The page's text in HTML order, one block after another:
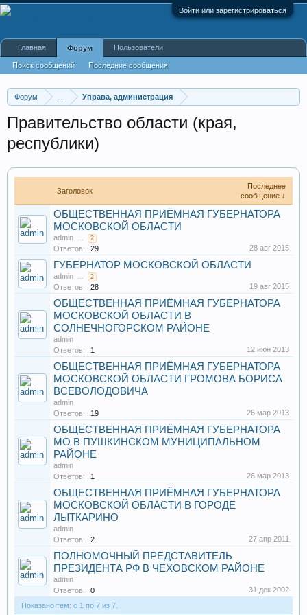
Войти или зарегистрироваться
Форум Управа, администрация
Правительство области (края,
республики)
Заголовок
Последнее
сообщение ↓
ОБЩЕСТВЕННАЯ ПРИЁМНАЯ ГУБЕРНАТОРА
МОСКОВСКОЙ ОБЛАСТИ
admin ... 2
Ответов: 29 28 авг 2015
ГУБЕРНАТОР МОСКОВСКОЙ ОБЛАСТИ
admin ... 2
Ответов: 28 19 авг 2015
ОБЩЕСТВЕННАЯ ПРИЁМНАЯ ГУБЕРНАТОРА
МОСКОВСКОЙ ОБЛАСТИ В
СОЛНЕЧНОГОРСКОМ РАЙОНЕ
admin
Ответов:
1 12 июн 2013
ОБЩЕСТВЕННАЯ ПРИЁМНАЯ ГУБЕРНАТОРА
МОСКОВСКОЙ ОБЛАСТИ ГРОМОВА БОРИСА
ВСЕВОЛОДОВИЧА
admin
Ответов:
19 26 мар 2013
ОБЩЕСТВЕННАЯ ПРИЁМНАЯ ГУБЕРНАТОРА
МО В ПУШКИНСКОМ МУНИЦИПАЛЬНОМ
РАЙОНЕ
admin
Ответов:
1 26 мар 2013
ОБЩЕСТВЕННАЯ ПРИЁМНАЯ ГУБЕРНАТОРА
МОСКОВСКОЙ ОБЛАСТИ В ГОРОДЕ
ЛЫТКАРИНО
admin
Ответов:
2 27 апр 2011
ПОЛНОМОЧНЫЙ ПРЕДСТАВИТЕЛЬ
ПРЕЗИДЕНТА РФ В ЧЕХОВСКОМ РАЙОНЕ
admin
Ответов:
0
31 дек 2002
Показано тем: с 1 по 7 из 7.
Главная Форум
Поиск сообщений Последние сообщения
Пользователи